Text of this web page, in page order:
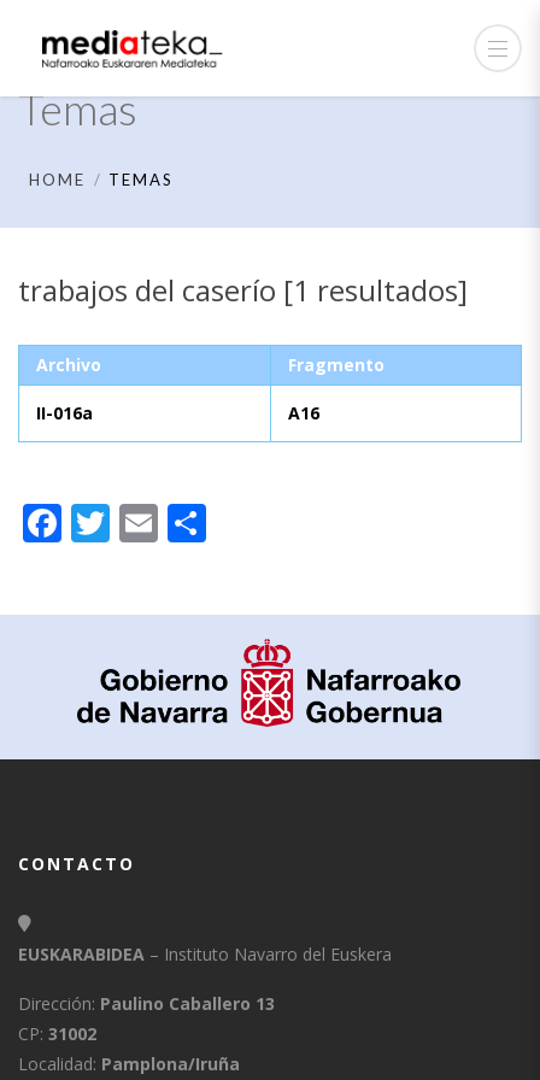
Temas
HOME TEMAS
trabajos del caserío [1 resultados]
Archivo Fragmento
II-016a A16
Facebook
Twitter
Email
CONTACTO
EUSKARABIDEA – Instituto Navarro del Euskera
Dirección: Paulino Caballero 13
CP: 31002
Localidad: Pamplona/Iruña